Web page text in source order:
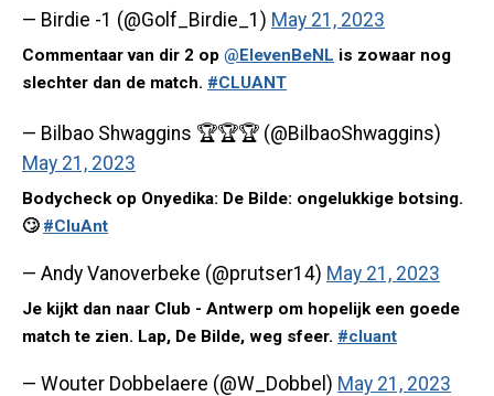
— Birdie -1 (@Golf_Birdie_1) May 21, 2023
Commentaar van dir 2 op @ElevenBeNL is zowaar nog
slechter dan de match. #CLUANT
— Bilbao Shwaggins 🏆🏆🏆 (@BilbaoShwaggins)
May 21, 2023
Bodycheck op Onyedika: De Bilde: ongelukkige botsing.
🙄 #CluAnt
— Andy Vanoverbeke (@prutser14) May 21, 2023
Je kijkt dan naar Club - Antwerp om hopelijk een goede
match te zien. Lap, De Bilde, weg sfeer. #cluant
— Wouter Dobbelaere (@W_Dobbel) May 21, 2023